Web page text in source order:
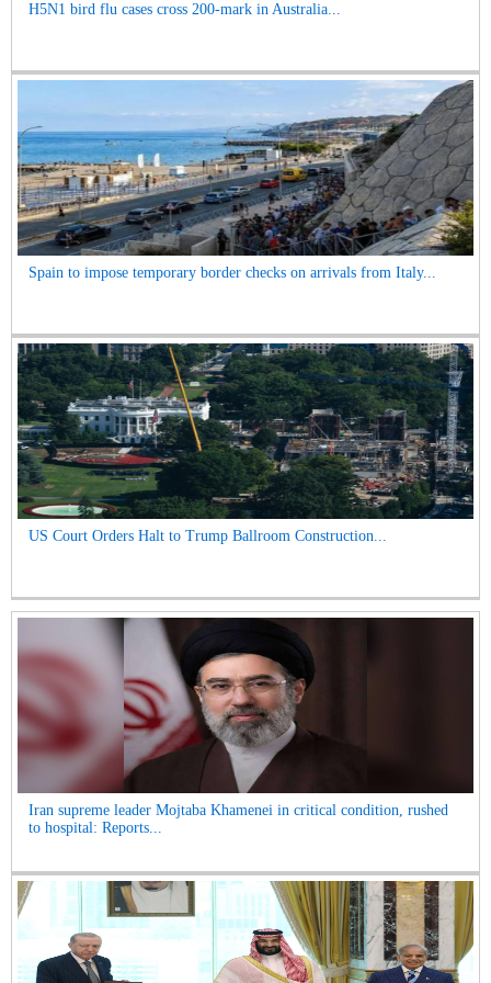
H5N1 bird flu cases cross 200-mark in Australia...
Spain to impose temporary border checks on arrivals from Italy...
US Court Orders Halt to Trump Ballroom Construction...
Iran supreme leader Mojtaba Khamenei in critical condition, rushed
to hospital: Reports...